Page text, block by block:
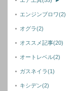
エンジンブロワ(2)
オグラ(2)
オススメ記事(20)
オートレベル(2)
ガスネイラ(1)
キシデン(2)